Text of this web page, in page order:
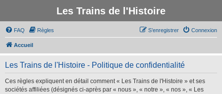
Les Trains de l'Histoire
FAQ Règles Connexion
S’enregistrer
Accueil
Les Trains de l'Histoire - Politique de confidentialité
Ces règles expliquent en détail comment « Les Trains de l'Histoire » et ses
sociétés affiliées (désignés ci-après par « nous », « notre », « nos », « Les